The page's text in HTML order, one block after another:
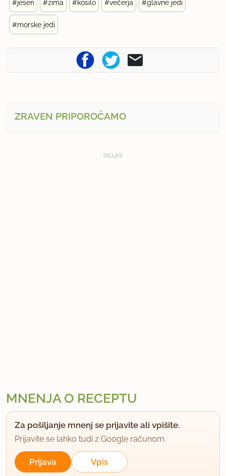
#jesen #zima #kosilo #večerja #glavne jedi
#morske jedi
ZRAVEN PRIPOROČAMO
OGLAS
MNENJA O RECEPTU
Za pošiljanje mnenj se prijavite ali vpišite.
Prijavite se lahko tudi z Google računom.
Prijava Vpis